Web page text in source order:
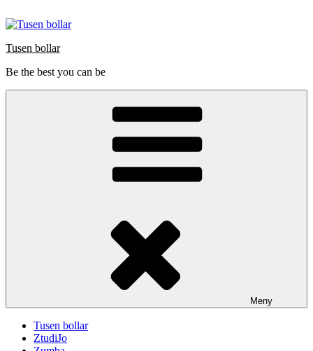
till
Tusen bollar
Be the best you can be
Meny
Tusen bollar
ZtudiJo